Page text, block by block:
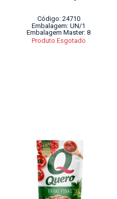
Código: 24710
Embalagem: UN/1
Embalagem Master: 8
Produto Esgotado